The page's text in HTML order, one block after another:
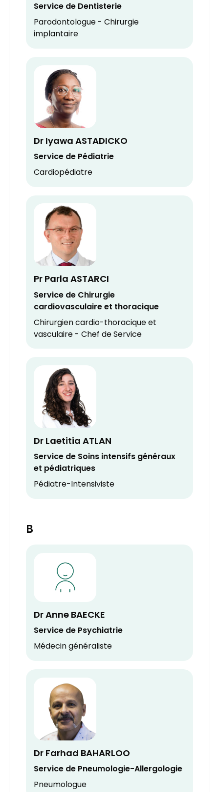
Service de Dentisterie
Parodontologue - Chirurgie
implantaire
Dr Iyawa ASTADICKO
Service de Pédiatrie
Cardiopédiatre
Pr Parla ASTARCI
Service de Chirurgie
cardiovasculaire et thoracique
Chirurgien cardio-thoracique et
vasculaire - Chef de Service
Dr Laetitia ATLAN
Service de Soins intensifs généraux
et pédiatriques
Pédiatre-Intensiviste
B
Dr Anne BAECKE
Service de Psychiatrie
Médecin généraliste
Dr Farhad BAHARLOO
Service de Pneumologie-Allergologie
Pneumologue